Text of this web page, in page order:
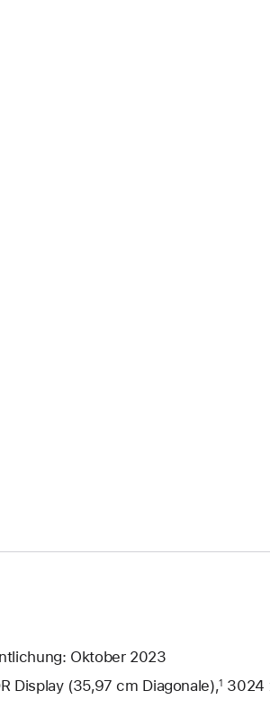
Oktober 2023
Display (35,97 cm Diagonale),1 3024